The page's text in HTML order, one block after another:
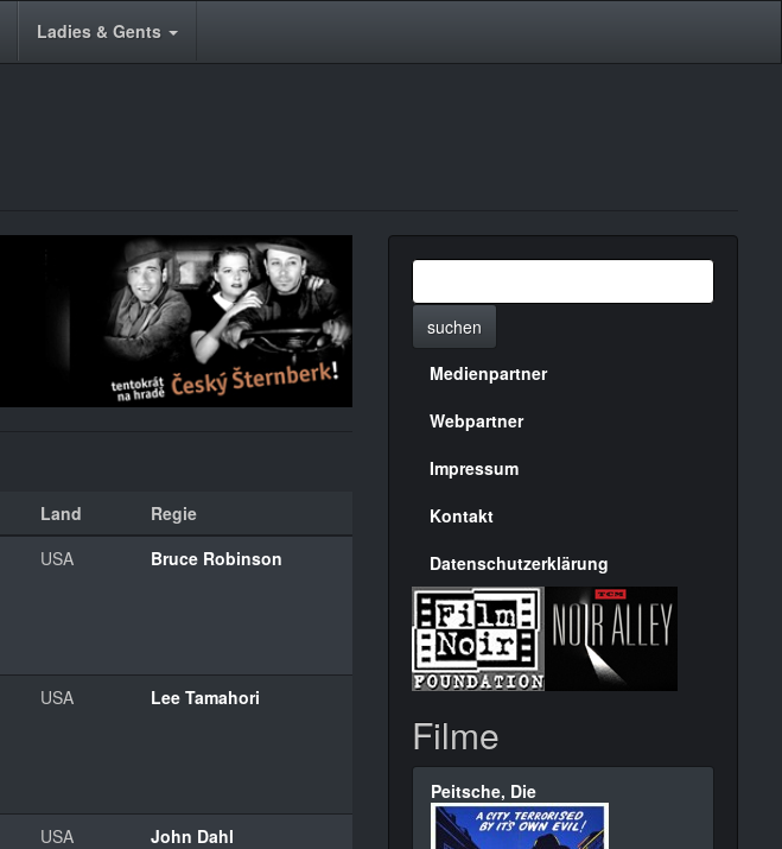
Ladies & Gents
Land Regie
USA Bruce Robinson
USA Lee Tamahori
USA John Dahl
suchen
Menülinks
rechte
Seite
Medienpartner
Webpartner
Impressum
Kontakt
Datenschutzerklärung
Filme
Peitsche, Die